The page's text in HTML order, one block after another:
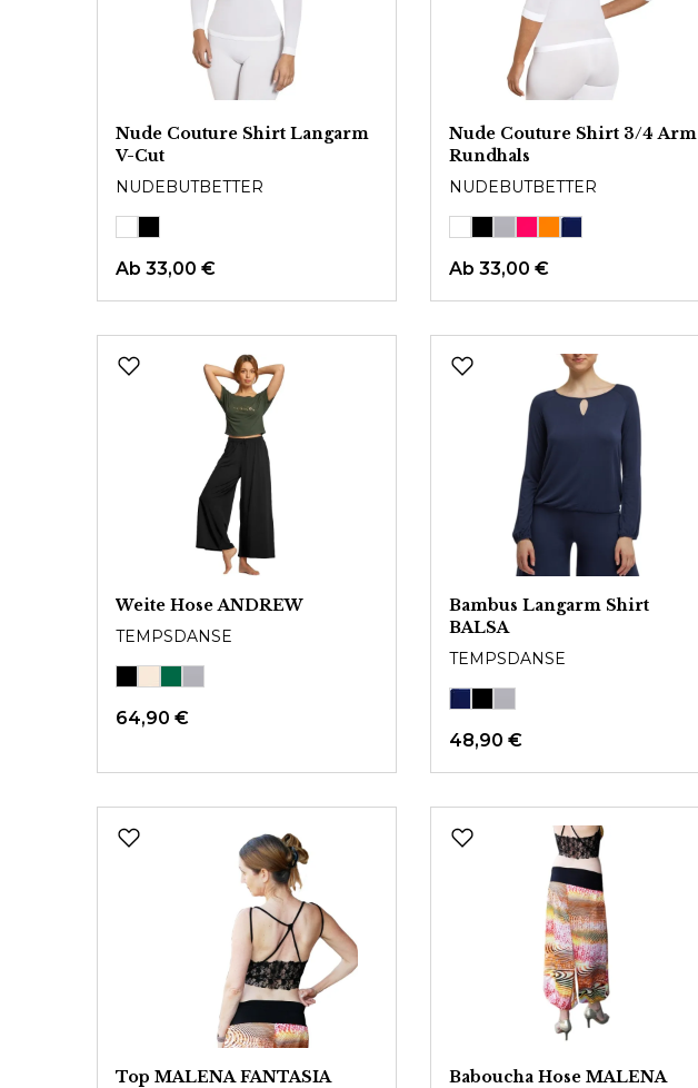
Nude Couture Shirt Langarm
V-Cut
NUDEBUTBETTER
Ab 33,00 €
Nude Couture Shirt 3/4 Arm
Rundhals
NUDEBUTBETTER
Ab 33,00 €
Weite Hose ANDREW
TEMPSDANSE
64,90 €
Bambus Langarm Shirt
BALSA
TEMPSDANSE
48,90 €
Top MALENA FANTASIA
Baboucha Hose MALENA